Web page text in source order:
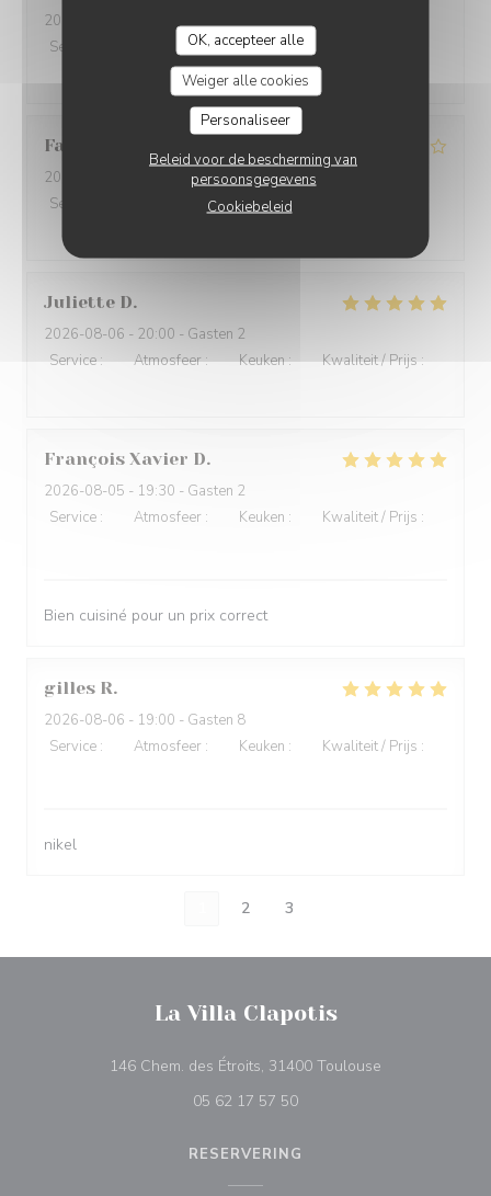
OK, accepteer alle
Weiger alle cookies
Personaliseer
Beleid voor de bescherming van
persoonsgegevens
Cookiebeleid
2026-08-07
- 20:30 - Gasten 4
Service
Atmosfeer: 5/5 Keuken:5 /5
Fabrice
2026-08-07
- 20:30 - Gasten 2
Service
5/5 Keuken:
Juliette D
2026-08-06 - 20:00 - Gasten 2
Service:5/5 Atmosfeer:5/5 Keuken:5/5 Kwaliteit / Prijs :
François Xavier D
2026-08-05 - 19:30 - Gasten 2
Service : Atmosfeer : Keuken : Kwaliteit / Prijs :
Bien cuisiné pour un prix correct
gilles R
2026-08-06 - 19:00 - Gasten 8
Service : Atmosfeer : Keuken : Kwaliteit / Prijs :
nikel
2 3
La Villa Clapotis
146 Chem. des Étroits, 31400 Toulouse
05 62 17 57 50
RESERVERING